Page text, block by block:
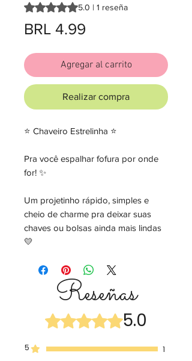
Según 1 reseña, la calificación es de
5.0 | 1 reseña
BRL 4.99
Agregar al carrito
Realizar compra
⭐ Chaveiro Estrelinha ⭐
Pra você espalhar fofura por onde
for! ✨️
Um projetinho rápido, simples e
cheio de charme pra deixar suas
chaves ou bolsas ainda mais lindas
💛
Reseñas
Obtuvo 5 de 5 estrellas.
5.0
5
1